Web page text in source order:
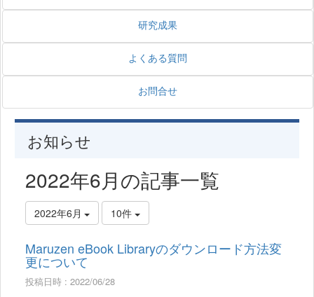
研究成果
よくある質問
お問合せ
お知らせ
2022年6月の記事一覧
2022年6月 10件
Maruzen eBook Libraryのダウンロード方法変
更について
投稿日時 : 2022/06/28